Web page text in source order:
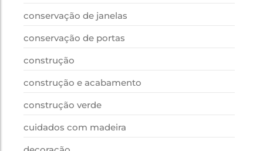
conservação de janelas
conservação de portas
construção
construção e acabamento
construção verde
cuidados com madeira